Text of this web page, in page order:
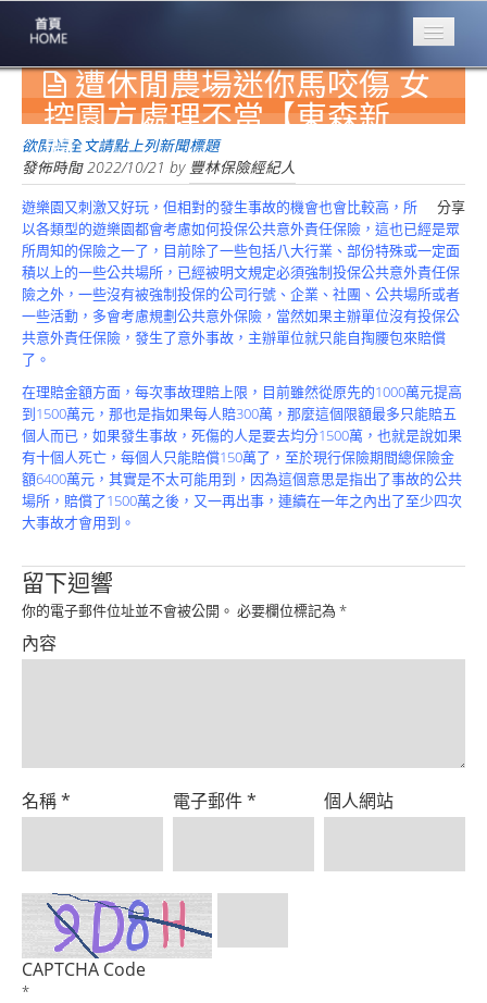
專業豐林
Professional
保險大家談
1386集
台灣商業保險
第一品牌
關於豐林
About
服務項目
火災保額
估算系統
商品簡介
Product
遭休閒農場迷你馬咬傷 女
控園方處理不當【東森新
聞】
欲閱讀全文請點上列新聞標題
發佈時間2022/10/21 by 豐林保險經紀人
分享
遊樂園又刺激又好玩，但相對的發生事故的機會也會比較高，所
以各類型的遊樂園都會考慮如何投保公共意外責任保險，這也已經是眾
所周知的保險之一了，目前除了一些包括八大行業、部份特殊或一定面
積以上的一些公共場所，已經被明文規定必須強制投保公共意外責任保
險之外，一些沒有被強制投保的公司行號、企業、社團、公共場所或者
一些活動，多會考慮規劃公共意外保險，當然如果主辦單位沒有投保公
共意外責任保險，發生了意外事故，主辦單位就只能自掏腰包來賠償
了。
在理賠金額方面，每次事故理賠上限，目前雖然從原先的1000萬元提高
到1500萬元，那也是指如果每人賠300萬，那麼這個限額最多只能賠五
個人而已，如果發生事故，死傷的人是要去均分1500萬，也就是說如果
有十個人死亡，每個人只能賠償150萬了，至於現行保險期間總保險金
額6400萬元，其實是不太可能用到，因為這個意思是指出了事故的公共
場所，賠償了1500萬之後，又一再出事，連續在一年之內出了至少四次
大事故才會用到。
留下迴響
你的電子郵件位址並不會被公開。 必要欄位標記為 *
內容
名稱* 電子郵件* 個人網站
CAPTCHA Code
*